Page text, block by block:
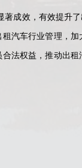
效，有效提升
汽车行业管理，
法权益，推动出